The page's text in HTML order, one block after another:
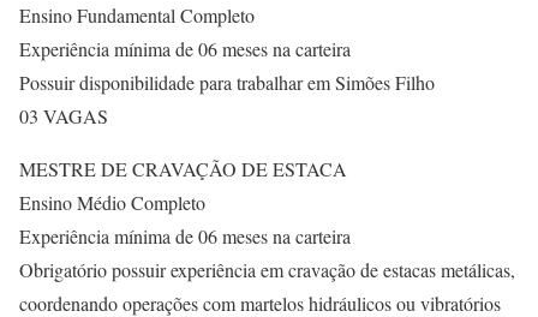
Ensino Fundamental Completo
Experiência mínima de 06 meses na carteira
Possuir disponibilidade para trabalhar em Simões Filho
03 VAGAS
MESTRE DE CRAVAÇÃO DE ESTACA
Ensino Médio Completo
Experiência mínima de 06 meses na carteira
Obrigatório possuir experiência em cravação de estacas metálicas,
coordenando operações com martelos hidráulicos ou vibratórios